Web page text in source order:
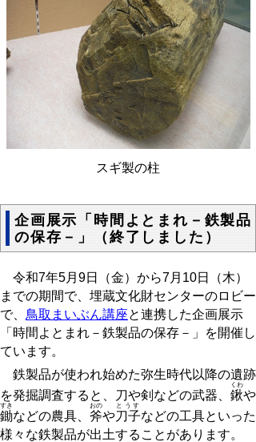
スギ製の柱
企画展示「時間よとまれ－鉄製品
の保存－」（終了しました）
令和7年5月9日（金）から7月10日（木）
までの期間で、埋蔵文化財センターのロビー
で、 鳥取まいぶん講座と連携した企画展示
「時間よとまれ－鉄製品の保存－」を開催し
ています。
鉄製品が使われ始めた弥生時代以降の遺跡
を発掘調査すると、刀や剣などの武器、 鍬
くわ
や
鋤
すき
などの農具、 斧
おの
や刀子
とうす
などの工具といった
様々な鉄製品が出土することがあります。